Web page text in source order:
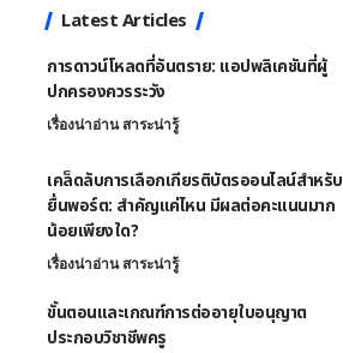
Latest Articles
การดาวน์โหลดที่อันตราย: แอปพลิเคชันที่ผู้
ปกครองควรระวัง
เรื่องน่าอ่าน สาระน่ารู้
เคล็ดลับการเลือกเกียรติบัตรออนไลน์สำหรับ
ยื่นพอร์ต: สำคัญแค่ไหน มีผลต่อคะแนนมาก
น้อยเพียงใด?
เรื่องน่าอ่าน สาระน่ารู้
ขั้นตอนและเกณฑ์การต่ออายุใบอนุญาต
ประกอบวิชาชีพครู